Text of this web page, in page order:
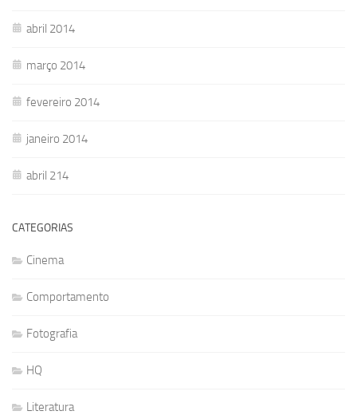
abril 2014
março 2014
fevereiro 2014
janeiro 2014
abril 214
CATEGORIAS
Cinema
Comportamento
Fotografia
HQ
Literatura